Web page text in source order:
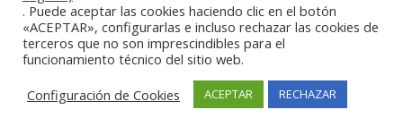
COCINAS PROFESIONALES HORECA
COCINAS PROFESIONALES HOSTELERÍA MADRID
Cocinas profesionales industriales monoblock a medida
Cocinas profesionales industriales monoblock a medida
personalizadasCocinas profesionales industriales
. Puede aceptar las cookies haciendo clic en el botón
«ACEPTAR», configurarlas e incluso rechazar las cookies de
terceros que no son imprescindibles para el
funcionamiento técnico del sitio web.
Configuración de Cookies
ACEPTAR RECHAZAR